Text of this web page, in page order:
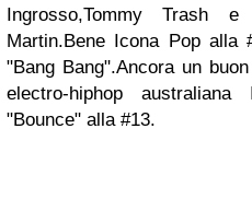
Ingrosso,Tommy
Martin.Bene Icona Pop
"Bang Bang".Ancora un
electro-hiphop
"Bounce" alla #13.